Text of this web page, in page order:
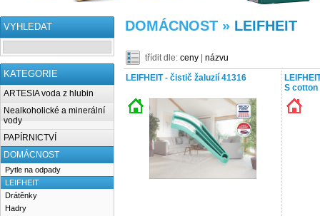
VYHLEDAT
KATEGORIE
ARTESIA voda z hlubin
Nealkoholické a minerální
vody
PAPÍRNICTVÍ
DOMÁCNOST
Pytle na odpady
LEIFHEIT
Drátěnky
Hadry
DOMÁCNOST » LEIFHEIT
třídit dle: ceny
názvu
LEIFHEIT - čistič žaluzií 41316
S cotton